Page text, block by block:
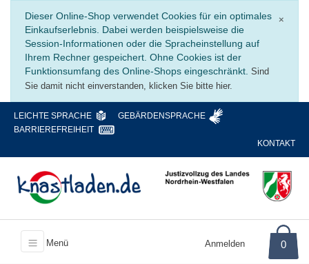
×
Dieser Online-Shop verwendet Cookies für ein optimales
Einkaufserlebnis. Dabei werden beispielsweise die
Session-Informationen oder die Spracheinstellung auf
Ihrem Rechner gespeichert. Ohne Cookies ist der
Funktionsumfang des Online-Shops eingeschränkt. Sind
Sie damit nicht einverstanden, klicken Sie bitte hier.
LEICHTE SPRACHE
GEBÄRDENSPRACHE
BARRIEREFREIHEIT
KONTAKT
Menü Anmelden 0